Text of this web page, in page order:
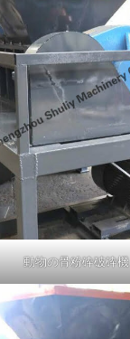
動物の骨粉砕破砕機